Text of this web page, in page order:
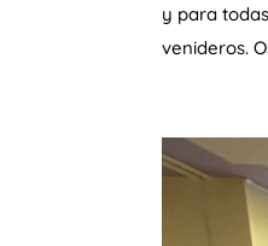
y para
venideros.